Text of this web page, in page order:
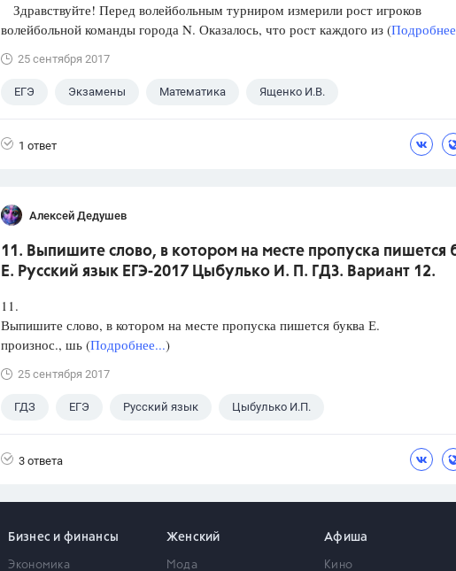
Здравствуйте! Перед волейбольным турниром измерили рост игроков
волейбольной команды города N. Оказалось, что рост каждого из (
25 сентября 2017
ЕГЭ Экзамены Математика Ященко И.В.
1 ответ
Алексей Дедушев
11. Выпишите слово, в котором на месте пропуска пишется
Е. Русский язык ЕГЭ-2017 Цыбулько И. П. ГДЗ. Вариант 12.
11.
Выпишите слово, в котором на месте пропуска пишется буква Е.
произнос., шь (Подробнее...)
25 сентября 2017
ГДЗ ЕГЭ Русский язык Цыбулько И.П.
3 ответа
Бизнес и финансы
Экономика
Женский
Мода
Афиша
Кино